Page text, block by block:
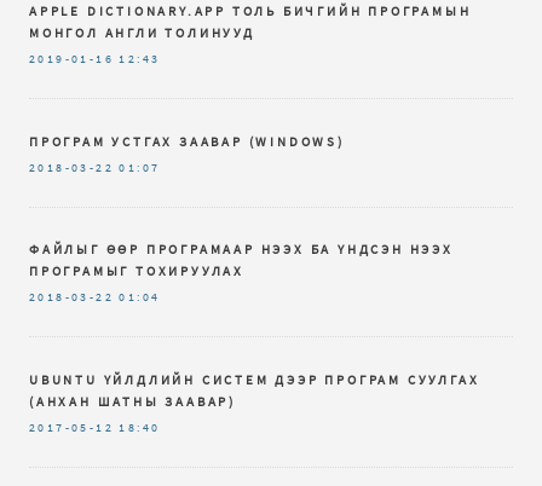
APPLE DICTIONARY.APP ТОЛЬ БИЧГИЙН ПРОГРАМЫН
МОНГОЛ АНГЛИ ТОЛИНУУД
2019-01-16 12:43
ПРОГРАМ УСТГАХ ЗААВАР (WINDOWS)
2018-03-22 01:07
ФАЙЛЫГ ӨӨР ПРОГРАМААР НЭЭХ БА ҮНДСЭН НЭЭХ
ПРОГРАМЫГ ТОХИРУУЛАХ
2018-03-22 01:04
UBUNTU ҮЙЛДЛИЙН СИСТЕМ ДЭЭР ПРОГРАМ СУУЛГАХ
(АНХАН ШАТНЫ ЗААВАР)
2017-05-12 18:40